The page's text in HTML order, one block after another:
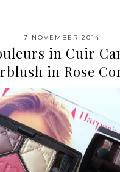
7 NOVEMBER 2014
in Cuir
in Rose